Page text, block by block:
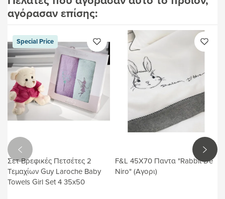
αγόρασαν επίσης:
Special Price
Σετ Βρεφικές Πετσέτες 2
Τεμαχίων Guy Laroche Baby
Towels Girl Set 4 35x50
F&L 45X70 Παντα "Rabbit De
Niro" (Αγορι)